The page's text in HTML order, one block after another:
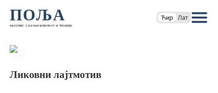
ПОЉА
часопис за књижевност и теорију
Ћир Лат
Ликовни лајтмотив